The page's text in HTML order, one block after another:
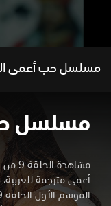
مسلسل حب أعمى
مسلسل
الموسم الأول الحلقة 9 كاملة بجودة عالية الوضوح